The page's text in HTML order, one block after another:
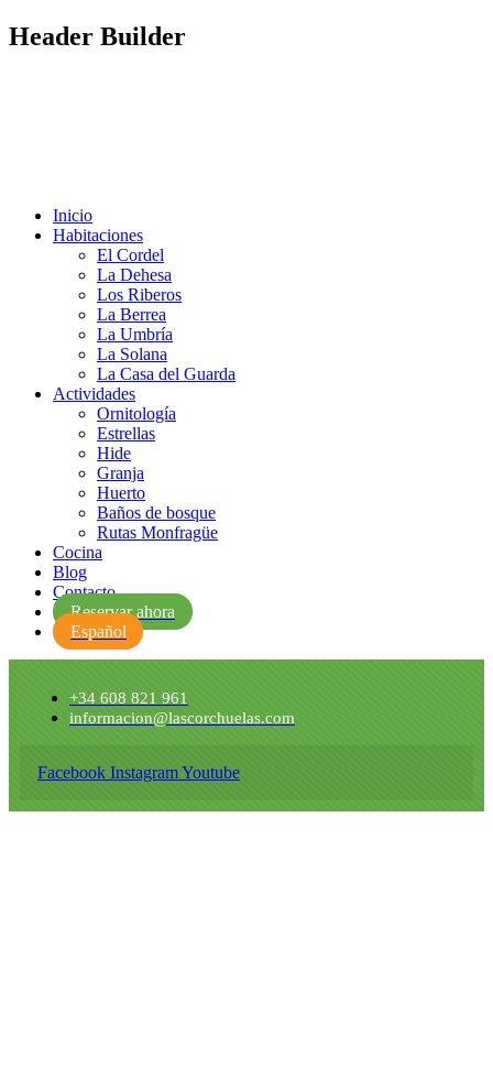
Header Builder
Inicio
Habitaciones
El Cordel
La Dehesa
Los Riberos
La Berrea
La Umbría
La Solana
La Casa del Guarda
Actividades
Ornitología
Estrellas
Hide
Granja
Huerto
Baños de bosque
Rutas Monfragüe
Cocina
Blog
Contacto
Reservar ahora
Español
+34 608 821 961
informacion@lascorchuelas.com
Facebook InstagramYoutube